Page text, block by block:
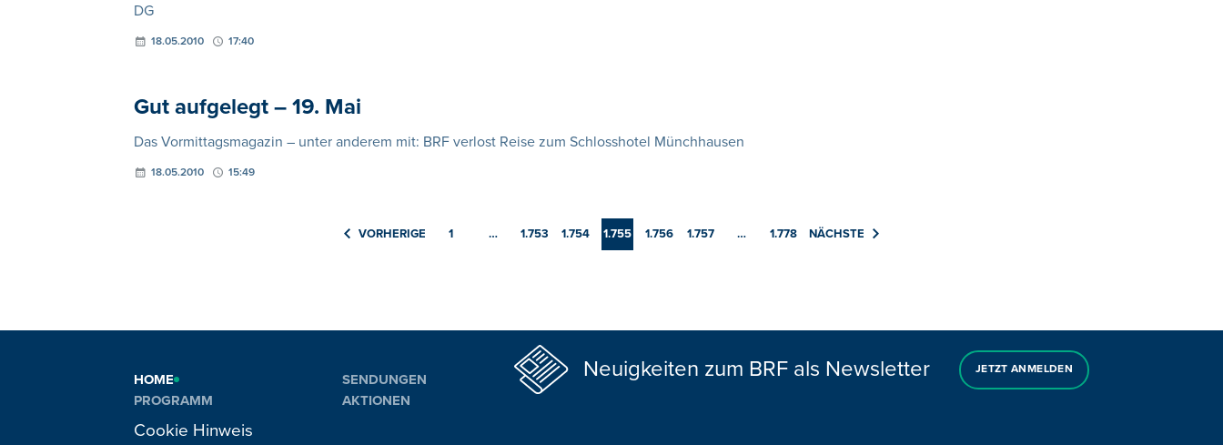
DG
18.05.2010 17:40
Gut aufgelegt – 19. Mai
Das Vormittagsmagazin – unter anderem mit: BRF verlost Reise zum Schlosshotel Münchhausen
18.05.2010 15:49
VORHERIGE 1 … 1.753 1.754 1.755 1.756 1.757 … 1.778 NÄCHSTE
HOME
PROGRAMM
PLAYLIST
SENDUNGEN
AKTIONEN
Neuigkeiten zum BRF als Newsletter JETZT ANMELDEN
Cookie Hinweis